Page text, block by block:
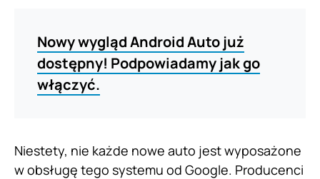
Nowy wygląd Android Auto już
dostępny! Podpowiadamy jak go
włączyć.
Niestety, nie każde nowe auto jest wyposażone
w obsługę tego systemu od Google. Producenci